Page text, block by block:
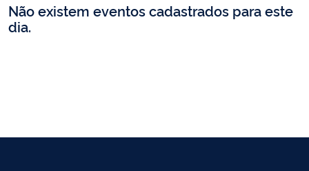
Não existem eventos cadastrados para este
dia.